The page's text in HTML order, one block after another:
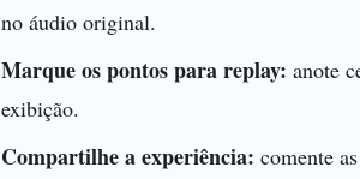
no áudio original.
Marque os pontos para replay: anote
exibição.
Compartilhe a experiência: comente